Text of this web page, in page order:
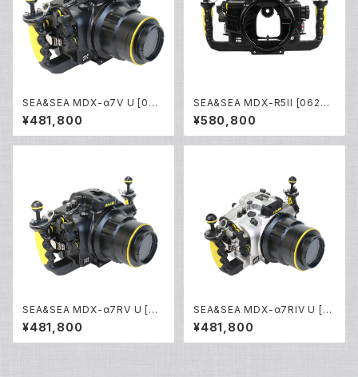
SEA&SEA MDX-α7V U [062
34/06233]
¥481,800
SEA&SEA MDX-R5II [0622
8]
¥580,800
SEA&SEA MDX-α7RV U [06
220/06214]
¥481,800
SEA&SEA MDX-α7RIV U [0
6221/06215]
¥481,800